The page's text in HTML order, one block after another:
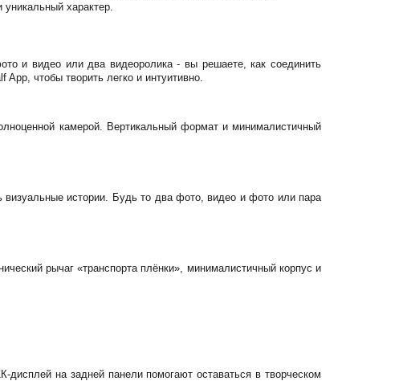
уникальный характер.
и видео или два видеоролика - вы решаете, как соединить
чтобы творить легко и интуитивно.
камерой. Вертикальный формат и минималистичный
визуальные истории. Будь то два фото, видео и фото или пара
рычаг «транспорта плёнки», минималистичный корпус и
на задней панели помогают оставаться в творческом